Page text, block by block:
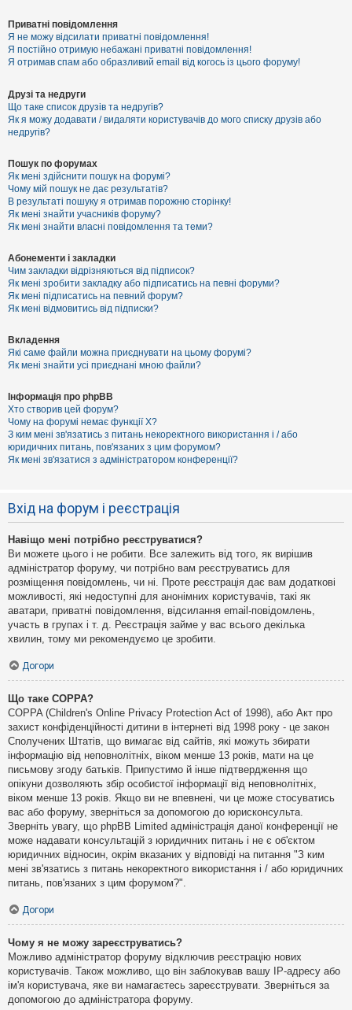
Приватні повідомлення
Я не можу відсилати приватні повідомлення!
Я постійно отримую небажані приватні повідомлення!
Я отримав спам або образливий email від когось із цього форуму!
Друзі та недруги
Що таке список друзів та недругів?
Як я можу додавати / видаляти користувачів до мого списку друзів або
недругів?
Пошук по форумах
Як мені здійснити пошук на форумі?
Чому мій пошук не дає результатів?
В результаті пошуку я отримав порожню сторінку!
Як мені знайти учасників форуму?
Як мені знайти власні повідомлення та теми?
Абонементи і закладки
Чим закладки відрізняються від підписок?
Як мені зробити закладку або підписатись на певні форуми?
Як мені підписатись на певний форум?
Як мені відмовитись від підписки?
Вкладення
Які саме файли можна приєднувати на цьому форумі?
Як мені знайти усі приєднані мною файли?
Інформація про phpBB
Хто створив цей форум?
Чому на форумі немає функції X?
З ким мені зв'язатись з питань некоректного використання і / або
юридичних питань, пов'язаних з цим форумом?
Як мені зв'язатися з адміністратором конференції?
Вхід на форум і реєстрація
Навіщо мені потрібно реєструватися?
Ви можете цього і не робити. Все залежить від того, як вирішив
адміністратор форуму, чи потрібно вам реєструватись для
розміщення повідомлень, чи ні. Проте реєстрація дає вам додаткові
можливості, які недоступні для анонімних користувачів, такі як
аватари, приватні повідомлення, відсилання email-повідомлень,
участь в групах і т. д. Реєстрація займе у вас всього декілька
хвилин, тому ми рекомендуємо це зробити.
Догори
Що таке COPPA?
COPPA (Children's Online Privacy Protection Act of 1998), або Акт про
захист конфіденційності дитини в інтернеті від 1998 року - це закон
Сполучених Штатів, що вимагає від сайтів, які можуть збирати
інформацію від неповнолітніх, віком менше 13 років, мати на це
письмову згоду батьків. Припустимо й інше підтвердження що
опікуни дозволяють збір особистої інформації від неповнолітніх,
віком менше 13 років. Якщо ви не впевнені, чи це може стосуватись
вас або форуму, зверніться за допомогою до юрисконсульта.
Зверніть увагу, що phpBB Limited адміністрація даної конференції не
може надавати консультацій з юридичних питань і не є об'єктом
юридичних відносин, окрім вказаних у відповіді на питання "З ким
мені зв'язатись з питань некоректного використання і / або юридичних
питань, пов'язаних з цим форумом?".
Догори
Чому я не можу зареєструватись?
Можливо адміністратор форуму відключив реєстрацію нових
користувачів. Також можливо, що він заблокував вашу IP-адресу або
ім'я користувача, яке ви намагаєтесь зареєструвати. Зверніться за
допомогою до адміністратора форуму.